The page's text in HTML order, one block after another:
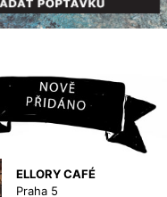
ELLORY CAFÉ
Praha 5